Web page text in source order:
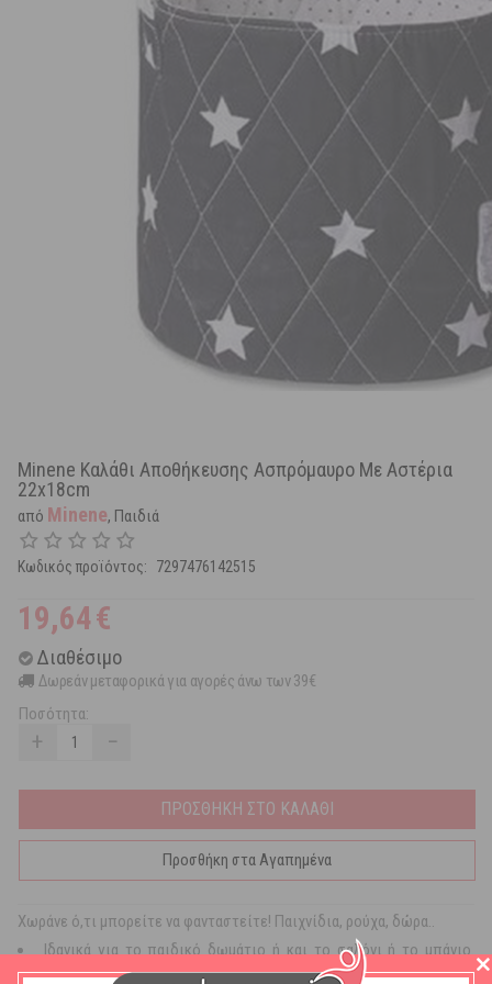
Minene Καλάθι Αποθήκευσης Ασπρόμαυρο Με Αστέρια
22x18cm
από Minene, Παιδιά
Κωδικός προϊόντος: 7297476142515
19,64€
Διαθέσιμο
Δωρεάν μεταφορικά για αγορές άνω των 39€
Ποσότητα:
+ −
ΠΡΟΣΘΗΚΗ ΣΤΟ ΚΑΛΑΘΙ
Προσθήκη στα Αγαπημένα
Χωράνε ό,τι μπορείτε να φανταστείτε! Παιχνίδια, ρούχα, δώρα..
Ιδανικά για το παιδικό δωμάτιο ή και το σαλόνι ή το μπάνιο.
Ασφαλή γιατί δεν μπορεί να χτυπήσει το παιδί που θα πάει να τα